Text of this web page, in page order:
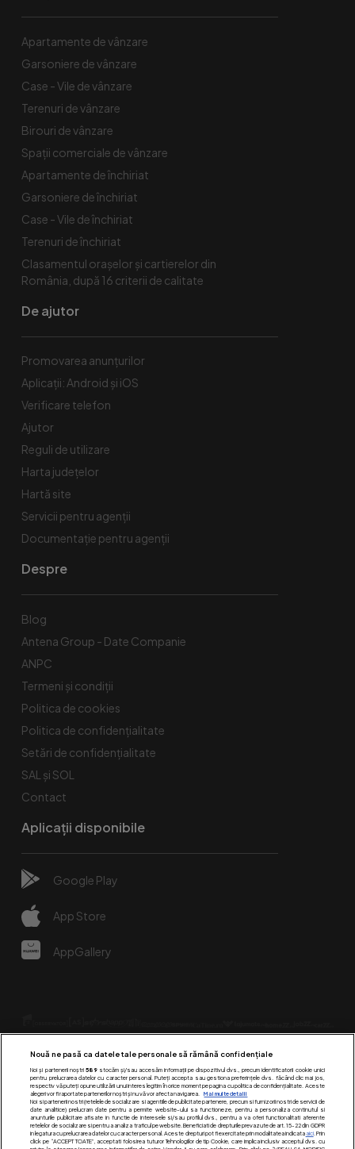
Apartamente de vânzare
Garsoniere de vânzare
Case - Vile de vânzare
Terenuri de vânzare
Birouri de vânzare
Spaţii comerciale de vânzare
Apartamente de închiriat
Garsoniere de închiriat
Case - Vile de închiriat
Terenuri de închiriat
Clasamentul orașelor și cartierelor din
România, după 16 criterii de calitate
De ajutor
Promovarea anunțurilor
Aplicații: Android și iOS
Verificare telefon
Ajutor
Reguli de utilizare
Harta județelor
Hartă site
Servicii pentru agenții
Documentație pentru agenții
Despre
Blog
Antena Group - Date Companie
ANPC
Termeni și condiții
Politica de cookies
Politica de confidențialitate
Setări de confidențialitate
SAL și SOL
Contact
Aplicații disponibile
Google Play
App Store
AppGallery
Urmărește-ne pe:
Nouă ne pasă ca datele tale personale să rămână confidențiale
Noi și partenerii noștri 589stocăm și/sau accesăm informații pe dispozitivul dvs., precum identificatorii cookie unici
pentru prelucrarea datelor cu caracter personal. Puteți accepta sau gestiona preferințele dvs. făcând clic mai jos,
respectiv vă puteți opune utilizării unui interes legitim în orice moment pe pagina cu politica de confidențialitate. Aceste
alegeri vor fi raportate partenerilor noștri și nu vă vor afecta navigarea.
Mai multe detalii
Noi si partenerii nostri (retelele de socializare si agentiile de publicitate partenere, precum si furnizorii nostri de servicii de
date analitice) prelucram date pentru a permite website-ului sa functioneze, pentru a personaliza continutul si
anunturile publicitare afisate in functie de interesele si/sau profilul dvs., pentru a va oferi functionalitati aferente
retelelor de socializare si pentru a analiza traficul pe website. Beneficiati de drepturile prevazute de art. 15-22 din GDPR
in legatura cu prelucrarea datelor cu caracter personal. Aceste drepturi pot fi exercitate prin modalitatea indicataaici. Prin
click pe “ACCEPT TOATE”, acceptati folosirea tuturor Tehnologiilor de tip Cookie, care implica inclusiv acceptul dvs. cu